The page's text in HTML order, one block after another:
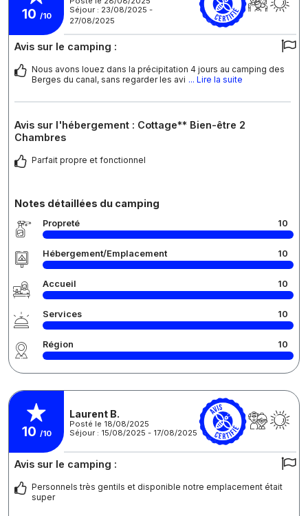
10 /10
Séjour : 23/08/2025 -
27/08/2025
Avis sur le camping :
Nous avons louez dans la précipitation 4 jours au camping des
Berges du canal, sans regarder les avi ... Lire la suite
Avis sur l'hébergement : Cottage** Bien-être 2
Chambres
Parfait propre et fonctionnel
Notes détaillées du camping
Propreté 10
Hébergement/Emplacement 10
Accueil 10
Services 10
Région 10
10 /10
Laurent B.
Posté le 18/08/2025
Séjour : 15/08/2025 - 17/08/2025
Avis sur le camping :
Personnels très gentils et disponible notre emplacement était
super